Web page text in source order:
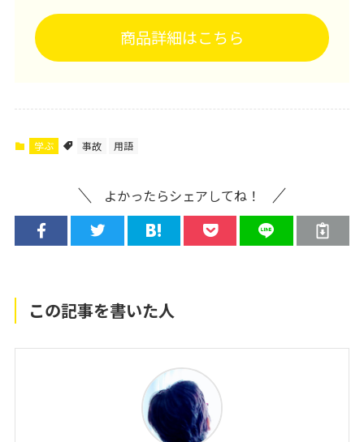
商品詳細はこちら
学ぶ 事故 用語
よかったらシェアしてね！
この記事を書いた人